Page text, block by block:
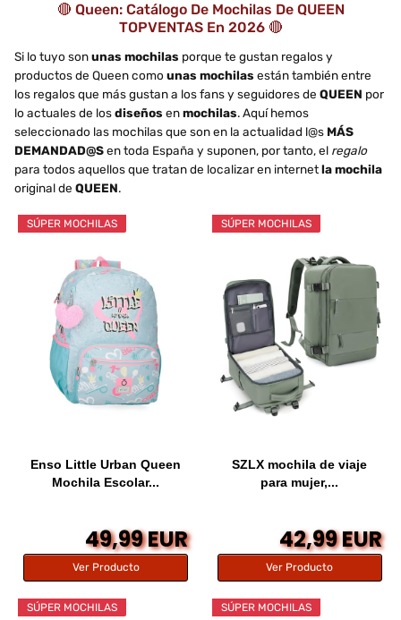
🔴 Queen: Catálogo De Mochilas De QUEEN
TOPVENTAS En 2026 🔴
Si lo tuyo sonunas mochilas porque te gustan regalos y
productos de Queen comounas mochilas están también entre
los regalos que más gustan a los fans y seguidores de QUEEN por
lo actuales de losdiseños enmochilas. Aquí hemos
seleccionado las mochilas que son en la actualidad l@s MÁS
DEMANDAD@Sen toda España y suponen, por tanto, el regalo
para todos aquellos que tratan de localizar en internetla mochila
original de QUEEN.
SÚPER MOCHILAS
Enso Little Urban Queen
Mochila Escolar...
49,99 EUR
Ver Producto
SÚPER MOCHILAS
SZLX mochila de viaje
para mujer,...
42,99 EUR
Ver Producto
SÚPER MOCHILAS SÚPER MOCHILAS